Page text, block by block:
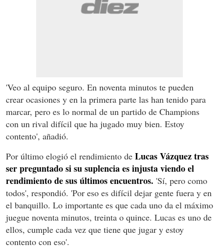
'Veo al equipo seguro. En noventa minutos te pueden
crear ocasiones y en la primera parte las han tenido para
marcar, pero es lo normal de un partido de Champions
con un rival difícil que ha jugado muy bien. Estoy
contento', añadió.
Por último elogió el rendimiento de Lucas Vázquez tras
ser preguntado si su suplencia es injusta viendo el
rendimiento de sus últimos encuentros. 'Sí, pero como
todos', respondió. 'Por eso es difícil dejar gente fuera y en
el banquillo. Lo importante es que cada uno da el máximo
juegue noventa minutos, treinta o quince. Lucas es uno de
ellos, cumple cada vez que tiene que jugar y estoy
contento con eso'.